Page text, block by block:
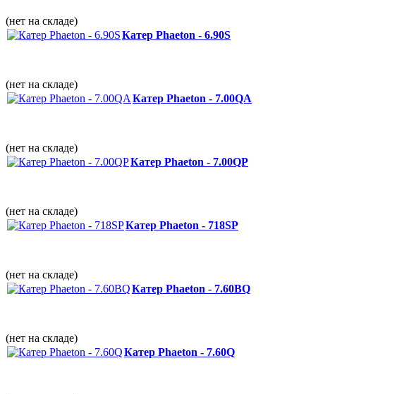
(нет на складе)
Катер Phaeton - 6.90S
(нет на складе)
Катер Phaeton - 7.00QА
(нет на складе)
Катер Phaeton - 7.00QP
(нет на складе)
Катер Phaeton - 718SP
(нет на складе)
Катер Phaeton - 7.60BQ
(нет на складе)
Катер Phaeton - 7.60Q